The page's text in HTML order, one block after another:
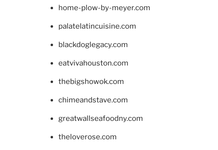
home-plow-by-meyer.com
palatelatincuisine.com
blackdoglegacy.com
eatvivahouston.com
thebigshowok.com
chimeandstave.com
greatwallseafoodny.com
theloverose.com